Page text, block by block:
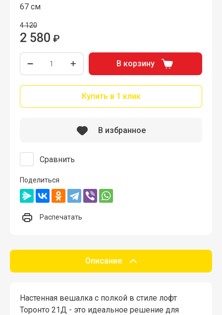
67 см
4 120
2 580 ₽
В корзину
Купить в 1 клик
Сравнить
В избранное
Поделиться
Распечатать
Описание
Настенная вешалка с полкой в стиле лофт
Торонто 21Д - это идеальное решение для